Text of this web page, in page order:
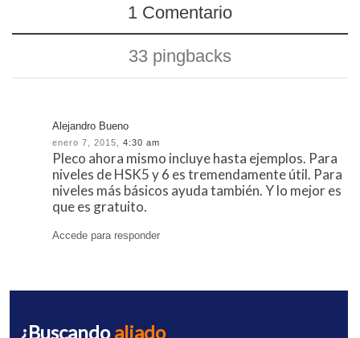
1 Comentario
33 pingbacks
Alejandro Bueno
enero 7, 2015, 4:30 am
Pleco ahora mismo incluye hasta ejemplos. Para
niveles de HSK5 y 6 es tremendamente útil. Para
niveles más básicos ayuda también. Y lo mejor es
que es gratuito.
Accede para responder
¿Buscandoaliado